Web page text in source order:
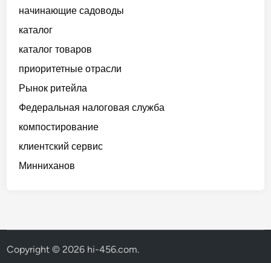
начинающие садоводы
каталог
каталог товаров
приоритетные отрасли
Рынок ритейла
Федеральная налоговая служба
компостирование
клиентский сервис
Минниханов
Copyright © 2026 hi-456.com.